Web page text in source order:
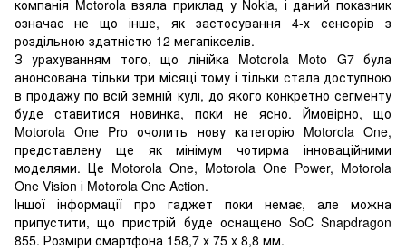
компанія Motorola взяла приклад у Nokia, і даний показник
означає не що інше, як застосування 4-х сенсорів з
роздільною здатністю 12 мегапікселів.
З урахуванням того, що лінійка Motorola Moto G7 була
анонсована тільки три місяці тому і тільки стала доступною
в продажу по всій земній кулі, до якого конкретно сегменту
буде ставитися новинка, поки не ясно. Ймовірно, що
Motorola One Pro очолить нову категорію Motorola One,
представлену ще як мінімум чотирма інноваційними
моделями. Це Motorola One, Motorola One Power, Motorola
One Vision і Motorola One Action.
Іншої інформації про гаджет поки немає, але можна
припустити, що пристрій буде оснащено SoC Snapdragon
855. Розміри смартфона 158,7 x 75 x 8,8 мм.